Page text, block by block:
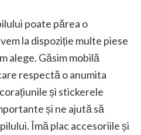
poate părea o
la dispoziție multe piese
alege. Găsim mobilă
respectă o anumita
și stickerele
și ne ajută să
Îmă plac accesoriile și